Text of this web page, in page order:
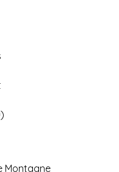
)
Montagne